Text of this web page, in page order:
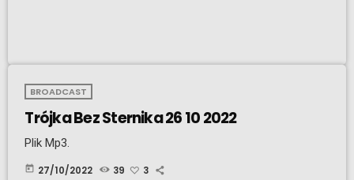
BROADCAST
Trójka Bez Sternika 26 10 2022
Plik Mp3.
today 27/10/2022 39 3